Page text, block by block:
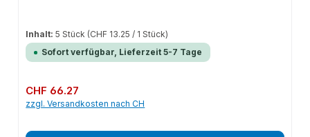
Inhalt:5 Stück (CHF 13.25 / 1 Stück)
Sofort verfügbar, Lieferzeit 5-7 Tage
Regulärer Preis:
CHF 66.27
zzgl. Versandkosten nach CH